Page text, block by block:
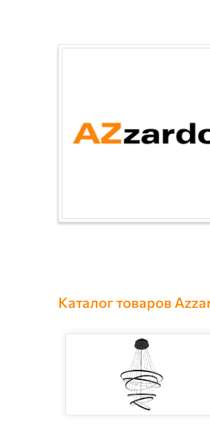
Каталог товаров